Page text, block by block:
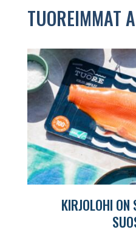
TUOREIMMAT
KIRJOLOHI ON